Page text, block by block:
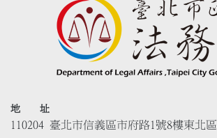
地 址
110204 臺北市信義區市府路1號8樓東北區